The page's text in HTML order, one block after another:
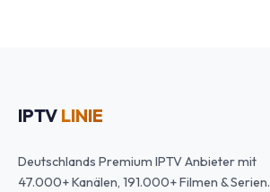
IPTV LINIE
Deutschlands Premium IPTV Anbieter mit
47.000+ Kanälen, 191.000+ Filmen & Serien.